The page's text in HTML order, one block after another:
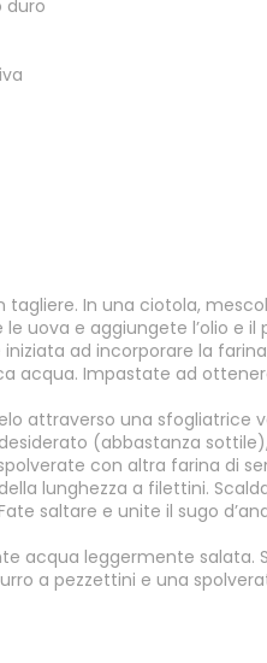
duro
tagliere. In una ciotola,
uova e aggiungete l’olio e il
ad incorporare la
acqua. Impastate ad
attraverso una sfogliatrice
(abbastanza
con altra farina di
lunghezza a filettini.
saltare e unite il sugo
acqua leggermente salata.
a pezzettini e una